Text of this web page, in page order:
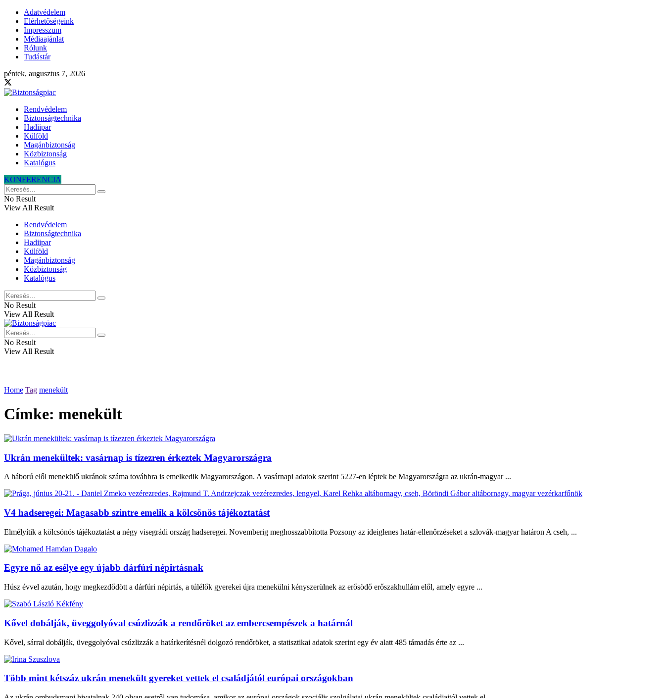
Adatvédelem
Elérhetőségeink
Impresszum
Médiaajánlat
Rólunk
Tudástár
péntek, augusztus 7, 2026
Rendvédelem
Biztonságtechnika
Hadiipar
Külföld
Magánbiztonság
Közbiztonság
Katalógus
KONFERENCIA
No Result
View All Result
Rendvédelem
Biztonságtechnika
Hadiipar
Külföld
Magánbiztonság
Közbiztonság
Katalógus
No Result
View All Result
No Result
View All Result
Home Tag menekült
Címke: menekült
Ukrán menekültek: vasárnap is tízezren érkeztek Magyarországra
A háború elől menekülő ukránok száma továbbra is emelkedik Magyarországon. A vasárnapi adatok szerint 5227-en léptek be Magyarországra az ukrán-magyar ...
V4 hadseregei: Magasabb szintre emelik a kölcsönös tájékoztatást
Elmélyítik a kölcsönös tájékoztatást a négy visegrádi ország hadseregei. Novemberig meghosszabbította Pozsony az ideiglenes határ-ellenőrzéseket a szlovák-magyar határon A cseh, ...
Egyre nő az esélye egy újabb dárfúri népirtásnak
Húsz évvel azután, hogy megkezdődött a dárfúri népirtás, a túlélők gyerekei újra menekülni kényszerülnek az erősödő erőszakhullám elől, amely egyre ...
Kővel dobálják, üveggolyóval csúzlizzák a rendőröket az embercsempészek a határnál
Kővel, sárral dobálják, üveggolyóval csúzlizzák a határkerítésnél dolgozó rendőröket, a statisztikai adatok szerint egy év alatt 485 támadás érte az ...
Több mint kétszáz ukrán menekült gyereket vettek el családjától európai országokban